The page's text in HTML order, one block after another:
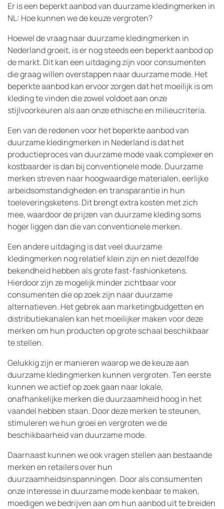
Er is een beperkt aanbod van duurzame kledingmerken in
NL: Hoe kunnen we de keuze vergroten?
Hoewel de vraag naar duurzame kledingmerken in
Nederland groeit, is er nog steeds een beperkt aanbod op
de markt. Dit kan een uitdaging zijn voor consumenten
die graag willen overstappen naar duurzame mode. Het
beperkte aanbod kan ervoor zorgen dat het moeilijk is om
kleding te vinden die zowel voldoet aan onze
stijlvoorkeuren als aan onze ethische en milieucriteria.
Een van de redenen voor het beperkte aanbod van
duurzame kledingmerken in Nederland is dat het
productieproces van duurzame mode vaak complexer en
kostbaarder is dan bij conventionele mode. Duurzame
merken streven naar hoogwaardige materialen, eerlijke
arbeidsomstandigheden en transparantie in hun
toeleveringsketens. Dit brengt extra kosten met zich
mee, waardoor de prijzen van duurzame kleding soms
hoger liggen dan die van conventionele merken.
Een andere uitdaging is dat veel duurzame
kledingmerken nog relatief klein zijn en niet dezelfde
bekendheid hebben als grote fast-fashionketens.
Hierdoor zijn ze mogelijk minder zichtbaar voor
consumenten die op zoek zijn naar duurzame
alternatieven. Het gebrek aan marketingbudgetten en
distributiekanalen kan het moeilijker maken voor deze
merken om hun producten op grote schaal beschikbaar
te stellen.
Gelukkig zijn er manieren waarop we de keuze aan
duurzame kledingmerken kunnen vergroten. Ten eerste
kunnen we actief op zoek gaan naar lokale,
onafhankelijke merken die duurzaamheid hoog in het
vaandel hebben staan. Door deze merken te steunen,
stimuleren we hun groei en vergroten we de
beschikbaarheid van duurzame mode.
Daarnaast kunnen we ook vragen stellen aan bestaande
merken en retailers over hun
duurzaamheidsinspanningen. Door als consumenten
onze interesse in duurzame mode kenbaar te maken,
moedigen we bedrijven aan om hun aanbod uit te breiden